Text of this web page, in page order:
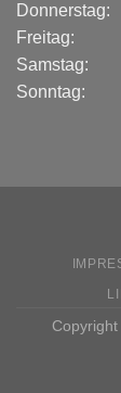
Donnerstag:
Freitag:
Samstag:
Sonntag: